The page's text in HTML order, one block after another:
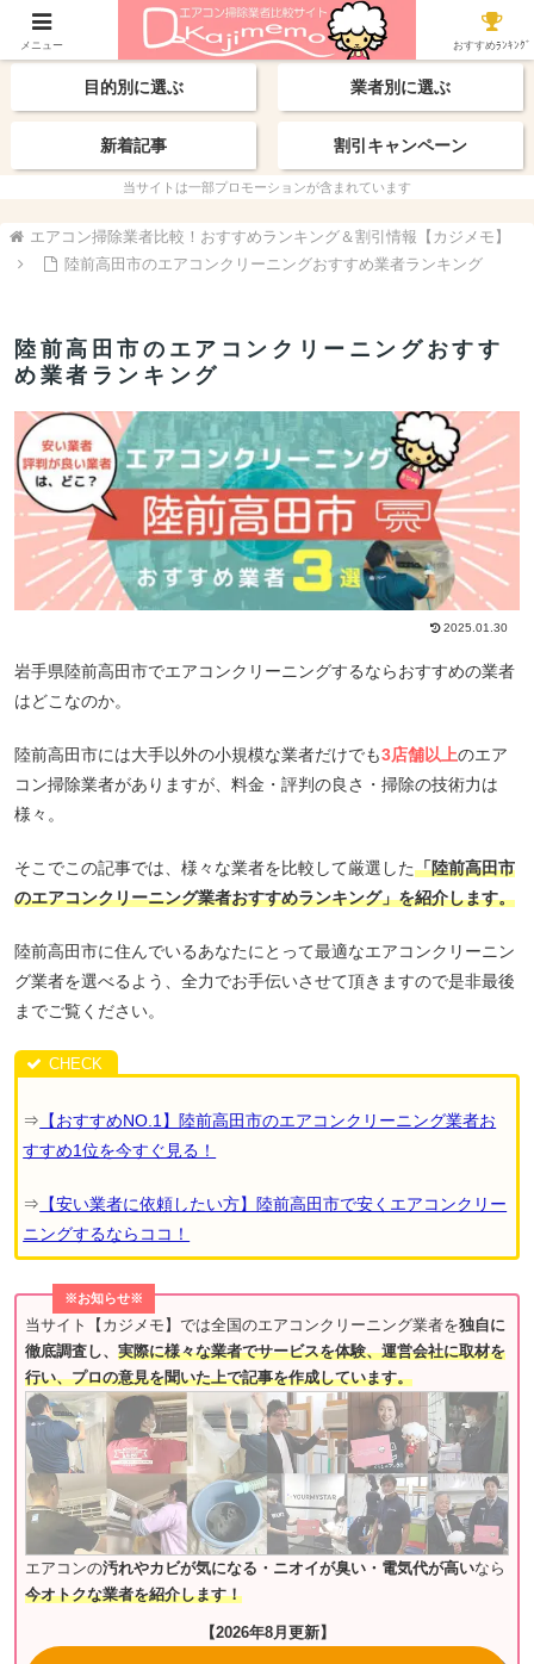
【最新】おすすめ業者 エリアから探す
目的別に選ぶ 業者別に選ぶ
新着記事 割引キャンペーン
当サイトは一部プロモーションが含まれています
エアコン掃除業者比較！おすすめランキング＆割引情報【カジメモ】
陸前高田市のエアコンクリーニングおすすめ業者ランキング
陸前高田市のエアコンクリーニングおすす
め業者ランキング
2025.01.30
岩手県陸前高田市でエアコンクリーニングするならおすすめの業者
はどこなのか。
陸前高田市には大手以外の小規模な業者だけでも3店舗以上のエア
コン掃除業者がありますが、料金・評判の良さ・掃除の技術力は
様々。
そこでこの記事では、様々な業者を比較して厳選した「陸前高田市
のエアコンクリーニング業者おすすめランキング」を紹介します。
陸前高田市に住んでいるあなたにとって最適なエアコンクリーニン
グ業者を選べるよう、全力でお手伝いさせて頂きますので是非最後
までご覧ください。
⇒ 【おすすめNO.1】陸前高田市のエアコンクリーニング業者お
すすめ1位を今すぐ見る！
⇒ 【安い業者に依頼したい方】陸前高田市で安くエアコンクリー
ニングするならココ！
※お知らせ※
当サイト【カジメモ】では全国のエアコンクリーニング業者を独自に
徹底調査し、 実際に様々な業者でサービスを体験、運営会社に取材を
行い、プロの意見を聞いた上で記事を作成しています。
エアコンの汚れやカビが気になる・ニオイが臭い・電気代が高いなら
今オトクな業者を紹介します！
【2026年8月更新】
メニュー おすすめﾗﾝｷﾝｸﾞ